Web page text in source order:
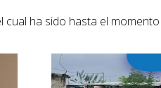
ha sido hasta el